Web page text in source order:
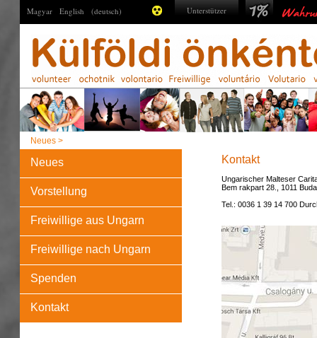
Magyar English (deutsch) Unterstützer
Neues >
Neues
Vorstellung
Freiwillige aus Ungarn
Freiwillige nach Ungarn
Spenden
Kontakt
Kontakt
Ungarischer Malteser
Bem rakpart 28., 1011
Tel.: 0036 1 39 14 700